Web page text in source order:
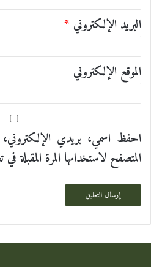
البريد الإلكتروني *
الموقع الإلكتروني
احفظ اسمي، بريدي الإلكتروني،
المتصفح لاستخدامها المرة المقبلة في